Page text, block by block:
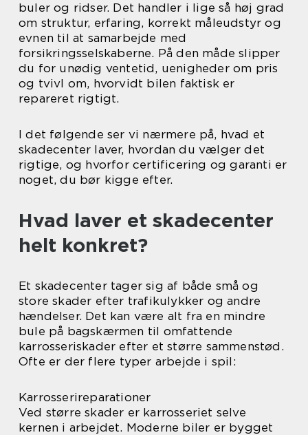
buler og ridser. Det handler i lige så høj grad
om struktur, erfaring, korrekt måleudstyr og
evnen til at samarbejde med
forsikringsselskaberne. På den måde slipper
du for unødig ventetid, uenigheder om pris
og tvivl om, hvorvidt bilen faktisk er
repareret rigtigt.
I det følgende ser vi nærmere på, hvad et
skadecenter laver, hvordan du vælger det
rigtige, og hvorfor certificering og garanti er
noget, du bør kigge efter.
Hvad laver et skadecenter
helt konkret?
Et skadecenter tager sig af både små og
store skader efter trafikulykker og andre
hændelser. Det kan være alt fra en mindre
bule på bagskærmen til omfattende
karrosseriskader efter et større sammenstød.
Ofte er der flere typer arbejde i spil:
Karrosserireparationer
Ved større skader er karrosseriet selve
kernen i arbejdet. Moderne biler er bygget